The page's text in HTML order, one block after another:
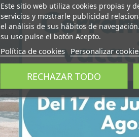
Este sitio web utiliza cookies propias y
servicios y mostrarle publicidad
el análisis de sus hábitos de
su uso pulse el botón Acepto.
Política de cookies Personalizar
RECHAZAR TODO